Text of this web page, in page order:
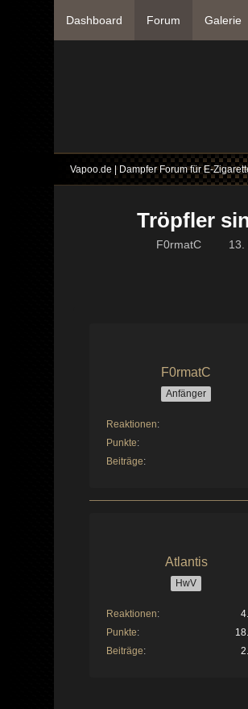
Dashboard Forum Galerie
Vapoo.de | Dampfer Forum für E-
Tröpfler
F0rmatC 13.
F0rmatC
Anfänger
Reaktionen
Punkte
Beiträge
Atlantis
HwV
Reaktionen
Punkte
Beiträge